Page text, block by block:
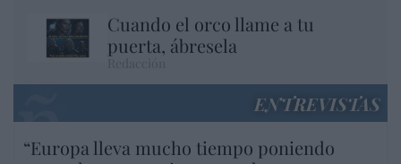
Cuando el orco llame a tu
puerta, ábresela
ENTREVISTAS
“Europa lleva mucho tiempo poniendo